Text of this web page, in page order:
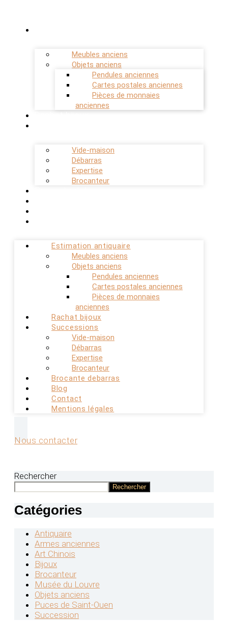
Meubles anciens
Objets anciens
Pendules anciennes
Cartes postales anciennes
Pièces de monnaies
anciennes
Vide-maison
Débarras
Expertise
Brocanteur
Estimation antiquaire
Meubles anciens
Objets anciens
Pendules anciennes
Cartes postales anciennes
Pièces de monnaies
anciennes
Rachat bijoux
Successions
Vide-maison
Débarras
Expertise
Brocanteur
Brocante debarras
Blog
Contact
Mentions légales
Nous contacter
Rechercher
Rechercher
Catégories
Antiquaire
Armes anciennes
Art Chinois
Bijoux
Brocanteur
Musée du Louvre
Objets anciens
Puces de Saint-Ouen
Succession